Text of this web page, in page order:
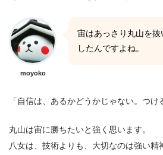
moyoko
宙はあっさり丸山を
したんですよね。
「自信は、あるかどうかじゃない。つけ
丸山は宙に勝ちたいと強く思います。
八女は、技術よりも、大切なのは強い精